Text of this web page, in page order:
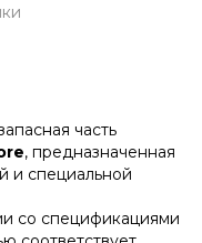
часть
, предназначенная
и специальной
со спецификациями